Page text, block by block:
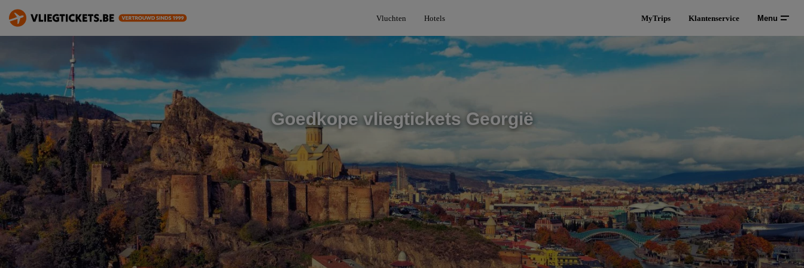
Vluchten Hotels MyTrips Klantenservice Menu
Goedkope vliegtickets Georgië